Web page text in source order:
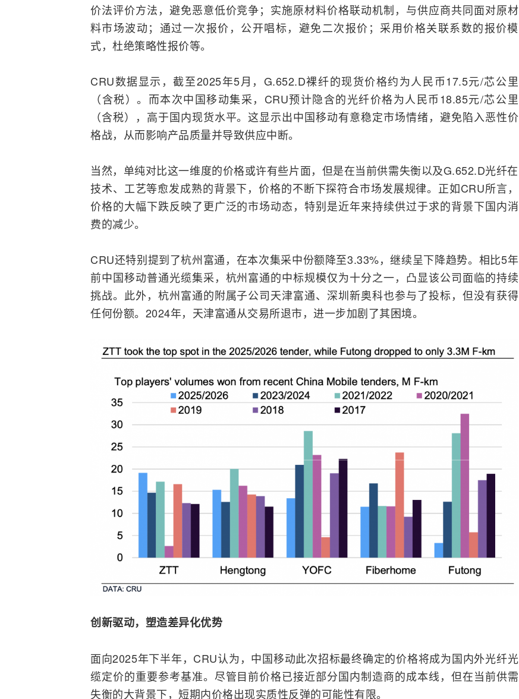
价法评价方法，避免恶意低价竞争；实施原材料价格联动机制，与供应商共同面对原材
料市场波动；通过一次报价，公开唱标，避免二次报价；采用价格关联系数的报价模
式，杜绝策略性报价等。
CRU数据显示，截至2025年5月，G.652.D裸纤的现货价格约为人民币17.5元/芯公里
（含税）。而本次中国移动集采，CRU预计隐含的光纤价格为人民币18.85元/芯公里
（含税），高于国内现货水平。这显示出中国移动有意稳定市场情绪，避免陷入恶性价
格战，从而影响产品质量并导致供应中断。
当然，单纯对比这一维度的价格或许有些片面，但是在当前供需失衡以及G.652.D光纤在
技术、工艺等愈发成熟的背景下，价格的不断下探符合市场发展规律。正如CRU所言，
价格的大幅下跌反映了更广泛的市场动态，特别是近年来持续供过于求的背景下国内消
费的减少。
CRU还特别提到了杭州富通，在本次集采中份额降至3.33%，继续呈下降趋势。相比5年
前中国移动普通光缆集采，杭州富通的中标规模仅为十分之一，凸显该公司面临的持续
挑战。此外，杭州富通的附属子公司天津富通、深圳新奥科也参与了投标，但没有获得
任何份额。2024年，天津富通从交易所退市，进一步加剧了其困境。
创新驱动， 塑造差异化优势
面向2025年下半年，CRU认为，中国移动此次招标最终确定的价格将成为国内外光纤光
缆定价的重要参考基准。尽管目前价格已接近部分国内制造商的成本线，但在当前供需
失衡的大背景下，短期内价格出现实质性反弹的可能性有限。